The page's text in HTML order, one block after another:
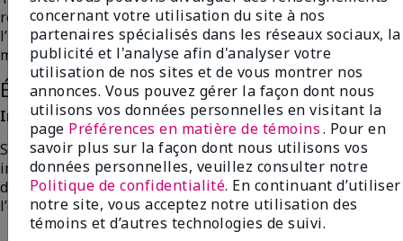
respecte ou n’encourage pas la dignité et
l’indépendance des personnes handicapées sera
modifiée ou supprimée.
Événements de la Compagnie en Ontario
Incapacité physique
Si un(e) participant(e) a une incapacité physique, cette
incapacité doit être indiquée sur le formulaire
d’inscription, pendant la période d’inscription, pour que
l’équipe des Événements spéciaux puisse :
concernant votre utilisation du site à nos
partenaires spécialisés dans les réseaux sociaux, la
publicité et l'analyse afin d'analyser votre
utilisation de nos sites et de vous montrer nos
annonces. Vous pouvez gérer la façon dont nous
utilisons vos données personnelles en visitant la
page Préférences en matière de témoins. Pour en
savoir plus sur la façon dont nous utilisons vos
données personnelles, veuillez consulter notre
Politique de confidentialité. En continuant d’utiliser
notre site, vous acceptez notre utilisation des
témoins et d’autres technologies de suivi.